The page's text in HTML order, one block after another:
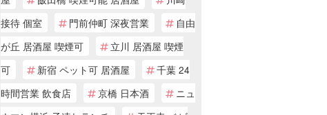
接待 個室
門前仲町 深夜営業
自由
が丘 居酒屋 喫煙可
立川 居酒屋 喫煙
可
新宿 ペット可 居酒屋
千葉 24
時間営業 飲食店
京橋 日本酒
ニュ